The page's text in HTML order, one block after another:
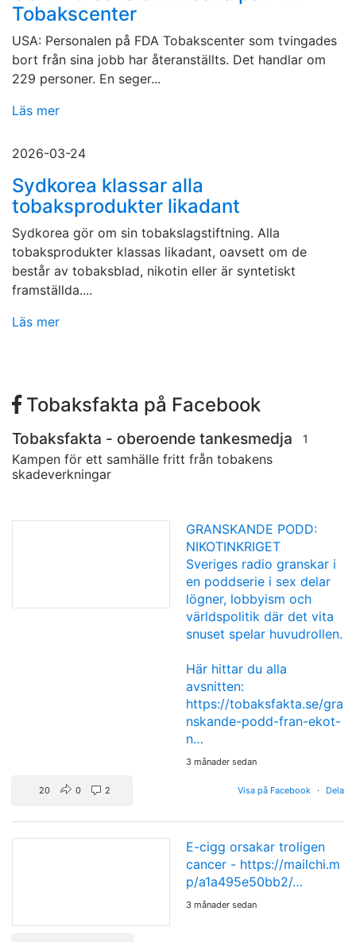
Tobakscenter
USA: Personalen på FDA Tobakscenter som tvingades
bort från sina jobb har återanställts. Det handlar om
229 personer. En seger...
Läs mer
2026-03-24
Sydkorea klassar alla
tobaksprodukter likadant
Sydkorea gör om sin tobakslagstiftning. Alla
tobaksprodukter klassas likadant, oavsett om de
består av tobaksblad, nikotin eller är syntetiskt
framställda....
Läs mer
Tobaksfakta på Facebook
Tobaksfakta - oberoende tankesmedja 1
Kampen för ett samhälle fritt från tobakens
skadeverkningar
GRANSKANDE PODD:
NIKOTINKRIGET
Sveriges radio granskar i
en poddserie i sex delar
lögner, lobbyism och
världspolitik där det vita
snuset spelar huvudrollen.
Här hittar du alla
avsnitten:
https://tobaksfakta.se/gra
nskande-podd-fran-ekot-
n…
3 månader sedan
Visa på Facebook · Dela
20 0 2
E-cigg orsakar troligen
cancer - https://mailchi.m
p/a1a495e50bb2/…
3 månader sedan